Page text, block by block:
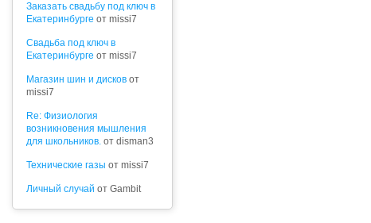
Заказать свадьбу под ключ в
Екатеринбурге от missi7
Cвадьба под ключ в
Екатеринбурге от missi7
Магазин шин и дисков от
missi7
Re: Физиология
возникновения мышления
для школьников. от disman3
Технические газы от missi7
Личный случай от Gambit